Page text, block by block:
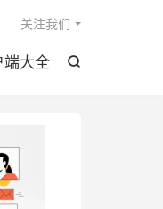

端大全
关注我们